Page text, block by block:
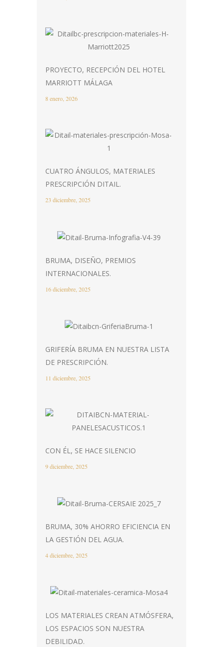
PROYECTO, RECEPCIÓN DEL HOTEL
MARRIOTT MÁLAGA
8 enero, 2026
CUATRO ÁNGULOS, MATERIALES
PRESCRIPCIÓN DITAIL.
23 diciembre, 2025
BRUMA, DISEÑO, PREMIOS
INTERNACIONALES.
16 diciembre, 2025
GRIFERÍA BRUMA EN NUESTRA LISTA
DE PRESCRIPCIÓN.
11 diciembre, 2025
CON ÉL, SE HACE SILENCIO
9 diciembre, 2025
BRUMA, 30% AHORRO EFICIENCIA EN
LA GESTIÓN DEL AGUA.
4 diciembre, 2025
LOS MATERIALES CREAN ATMÓSFERA,
LOS ESPACIOS SON NUESTRA
DEBILIDAD.